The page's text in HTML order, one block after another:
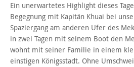
Ein unerwartetes Highlight dieses
Begegnung mit Kapitän Khuai bei
Spaziergang am anderen Ufer des
in zwei Tagen mit seinem Boot den
wohnt mit seiner Familie in einem
einstigen Königsstadt. Ohne